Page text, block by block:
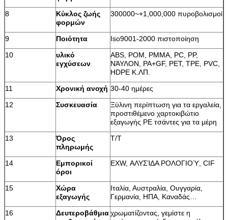
8
Κύκλος ζωής
φορμών
300000~+1,000,000 πυροβολισμοί
9 Ποιότητα
Iso9001-2000 πιστοποίηση
10
υλικό
εγχύσεων
ABS, POM, PMMA, PC, PP,
ΝΆΥΛΟΝ, PA+GF, PET, TPE, PVC,
HDPE Κ.ΛΠ.
11
Χρονική ανοχή 30-40 ημέρες
12
Συσκευασία
Ξύλινη περίπτωση για τα εργαλεία,
προστιθέμενο χαρτοκιβώτιο
εξαγωγής PE τσάντες για τα μέρη
13
Όρος
πληρωμής
T/T
14
Εμπορικοί
όροι
EXW, ΑΛΥΣΊΔΑ ΡΟΛΟΓΙΟΎ, CIF
15
Χώρα
εξαγωγής
Ιταλία, Αυστραλία, Ουγγαρία,
Γερμανία, ΗΠΑ, Καναδάς…
16
Δευτεροβάθμιαχρωματίζοντας, γεμίστε η